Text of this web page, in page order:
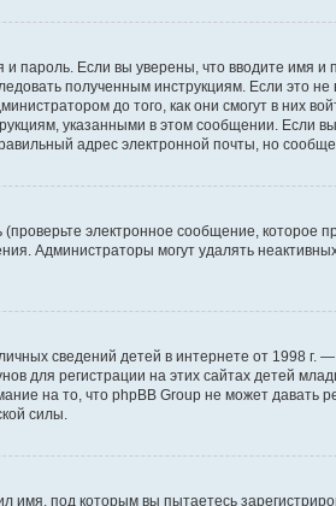
пароль. Если вы уверены, что вводите имя
полученным инструкциям. Если это
до того, как они смогут в
указанными в этом сообщении.
адрес электронной почты, но
электронное сообщение,
Администраторы могут удалять
сведений детей в интернете от
для регистрации на этих сайтах детей
на то, что phpBB Group не может
силы.
имя, под которым вы пытаетесь